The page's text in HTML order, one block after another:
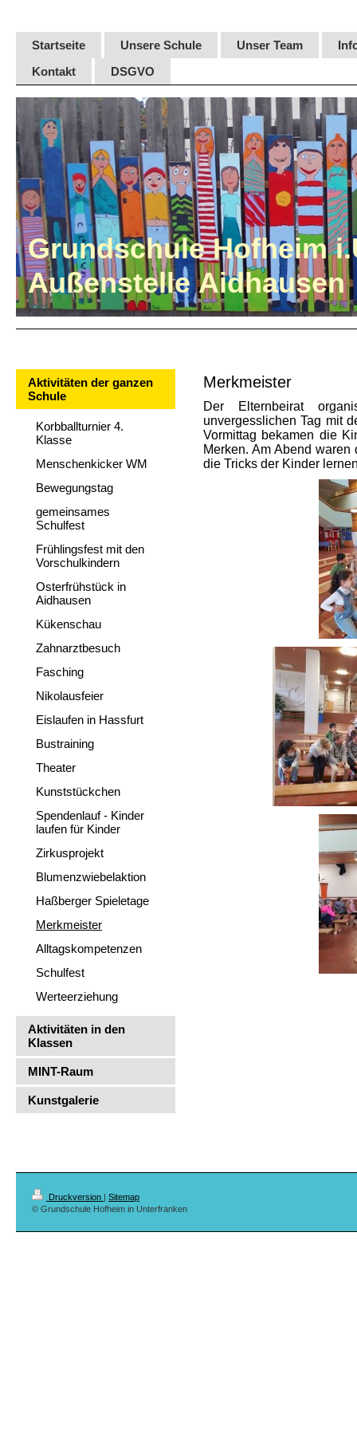
Startseite Unsere Schule Unser Team
Kontakt
DSGVO
Grundschule Hofheim
Außenstelle Aidhausen
Aktivitäten der ganzen
Schule
Korbballturnier 4.
Klasse
Menschenkicker WM
Bewegungstag
gemeinsames
Schulfest
Frühlingsfest mit den
Vorschulkindern
Osterfrühstück in
Aidhausen
Kükenschau
Zahnarztbesuch
Fasching
Nikolausfeier
Eislaufen in Hassfurt
Bustraining
Theater
Kunststückchen
Spendenlauf - Kinder
laufen für Kinder
Zirkusprojekt
Blumenzwiebelaktion
Haßberger Spieletage
Merkmeister
Alltagskompetenzen
Schulfest
Werteerziehung
Aktivitäten in den
Klassen
MINT-Raum
Kunstgalerie
Merkmeister
Der Elternbeirat
unvergesslichen Tag mit
Vormittag bekamen die
Merken. Am Abend
die Tricks der Kinder
Druckversion | Sitemap
© Grundschule Hofheim in Unterfranken